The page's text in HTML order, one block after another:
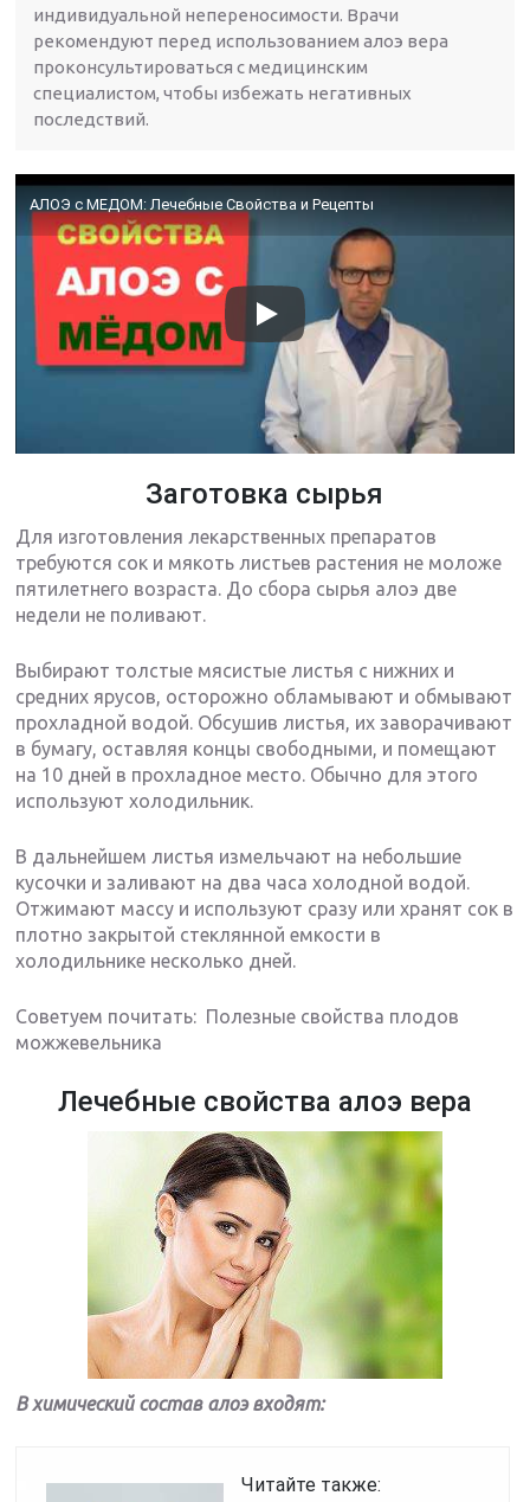
индивидуальной непереносимости. Врачи
рекомендуют перед использованием алоэ вера
проконсультироваться с медицинским
специалистом, чтобы избежать негативных
последствий.
АЛОЭ с МЕДОМ: Лечебные Свойства и Рецепты
Заготовка сырья
Для изготовления лекарственных препаратов
требуются сок и мякоть листьев растения не моложе
пятилетнего возраста. До сбора сырья алоэ две
недели не поливают.
Выбирают толстые мясистые листья с нижних и
средних ярусов, осторожно обламывают и обмывают
прохладной водой. Обсушив листья, их заворачивают
в бумагу, оставляя концы свободными, и помещают
на 10 дней в прохладное место. Обычно для этого
используют холодильник.
В дальнейшем листья измельчают на небольшие
кусочки и заливают на два часа холодной водой.
Отжимают массу и используют сразу или хранят сок в
плотно закрытой стеклянной емкости в
холодильнике несколько дней.
Советуем почитать: Полезные свойства плодов
можжевельника
Лечебные свойства алоэ вера
В химический состав алоэ входят:
Читайте также: